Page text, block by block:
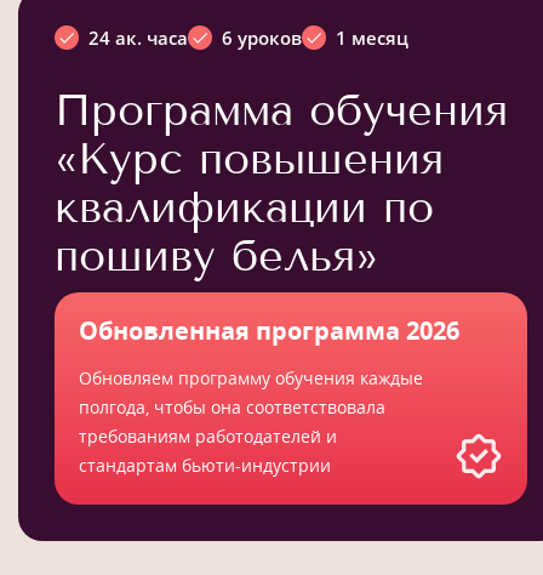
24 ак. часа 6 уроков 1 месяц
Программа обучения
«Курс повышения
квалификации по
пошиву белья»
Обновленная программа 2026
Обновляем программу обучения каждые
полгода, чтобы она соответствовала
требованиям работодателей и
стандартам бьюти-индустрии